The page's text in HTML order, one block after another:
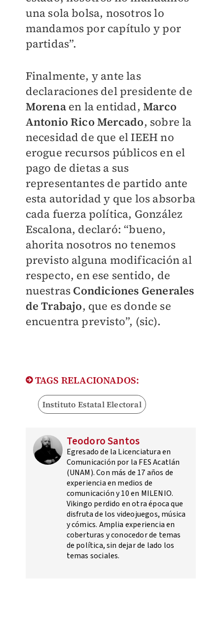
una sola bolsa, nosotros lo
mandamos por capítulo y por
partidas”.
Finalmente, y ante las
declaraciones del presidente de
Morenaen la entidad, Marco
Antonio Rico Mercado, sobre la
necesidad de que el IEEH no
erogue recursos públicos en el
pago de dietas a sus
representantes de partido ante
esta autoridad y que los absorba
cada fuerza política, González
Escalona, declaró: “bueno,
ahorita nosotros no tenemos
previsto alguna modificación al
respecto, en ese sentido, de
nuestras Condiciones Generales
de Trabajo, que es donde se
encuentra previsto”, (sic).
TAGS RELACIONADOS:
Instituto Estatal Electoral
Teodoro Santos
Egresado de la Licenciatura en
Comunicación por la FES Acatlán
(UNAM). Con más de 17 años de
experiencia en medios de
comunicación y 10 en MILENIO.
Vikingo perdido en otra época que
disfruta de los videojuegos, música
y cómics. Amplia experiencia en
coberturas y conocedor de temas
de política, sin dejar de lado los
temas sociales.